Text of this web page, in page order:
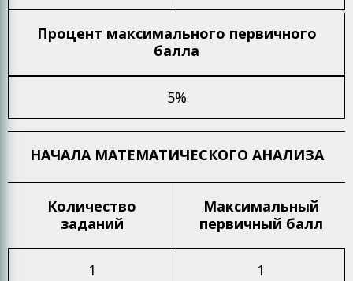
Процент максимального первичного
балла
5%
НАЧАЛА МАТЕМАТИЧЕСКОГО АНАЛИЗА
Количество
заданий
Максимальный
первичный балл
1 1